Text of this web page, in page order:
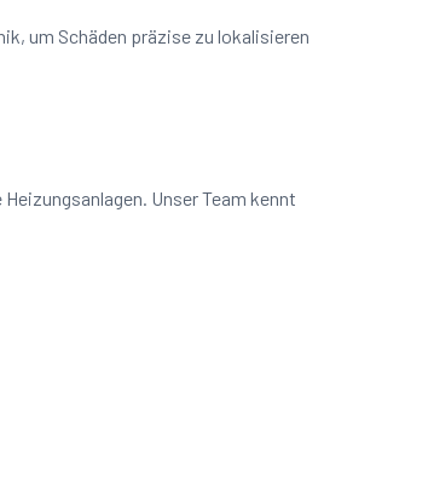
um Schäden präzise zu lokalisieren
Unser Team kennt